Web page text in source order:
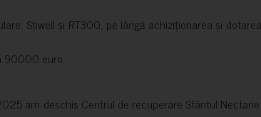
Stiwell și RT300, pe lângă achiziționarea și
90000 euro.
am deschis Centrul de recuperare Sfântul